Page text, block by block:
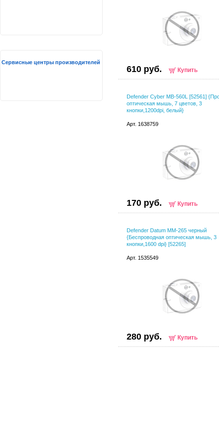
610 руб. Купить
Defender Cyber MB-560L [52561]
оптическая мышь, 7 цветов, 3
кнопки,1200dpi, белый}
Арт. 1638759
170 руб. Купить
Defender Datum MM-265 черный
{Беспроводная оптическая мышь, 3
кнопки,1600 dpi} [52265]
Арт. 1535549
280 руб. Купить
Сервисные центры производителей